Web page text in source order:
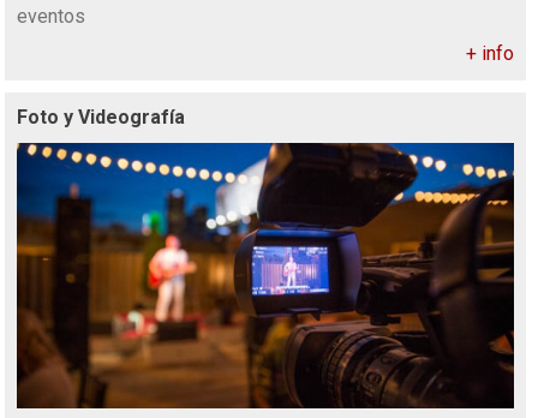
eventos
+ info
Foto y Videografía